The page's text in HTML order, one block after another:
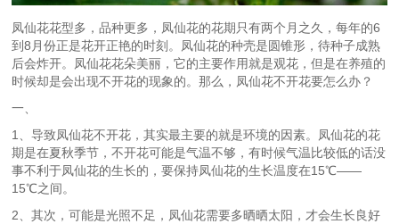
凤仙花花型多，品种更多，凤仙花的花期只有两个月之久，每年的6
到8月份正是花开正艳的时刻。凤仙花的种壳是圆锥形，待种子成熟
后会炸开。凤仙花花朵美丽，它的主要作用就是观花，但是在养殖的
时候却是会出现不开花的现象的。那么，凤仙花不开花要怎么办？
一、
1、导致凤仙花不开花，其实最主要的就是环境的因素。凤仙花的花
期是在夏秋季节，不开花可能是气温不够，有时候气温比较低的话没
事不利于凤仙花的生长的，要保持凤仙花的生长温度在15℃——
15℃之间。
2、其次，可能是光照不足，凤仙花需要多晒晒太阳，才会生长良好